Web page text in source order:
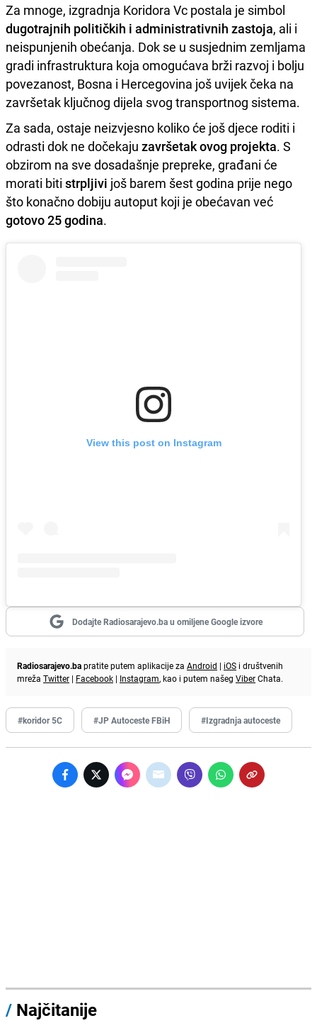
Za mnoge, izgradnja Koridora Vc postala je simbol
dugotrajnih političkih i administrativnih zastoja, ali i
neispunjenih obećanja. Dok se u susjednim zemljama
gradi infrastruktura koja omogućava brži razvoj i bolju
povezanost, Bosna i Hercegovina još uvijek čeka na
završetak ključnog dijela svog transportnog sistema.
Za sada, ostaje neizvjesno koliko će još djece roditi i
odrasti dok ne dočekaju završetak ovog projekta. S
obzirom na sve dosadašnje prepreke, građani će
morati biti strpljivi još barem šest godina prije nego
što konačno dobiju autoput koji je obećavan već
gotovo 25 godina.
View this post on Instagram
Dodajte Radiosarajevo.ba u omiljene Google izvore
Radiosarajevo.bapratite putem aplikacije za Android | iOS i društvenih
mreža Twitter | Facebook | Instagram, kao i putem našeg ViberChata.
#koridor 5C #JP Autoceste FBiH #Izgradnja autoceste
/ Najčitanije